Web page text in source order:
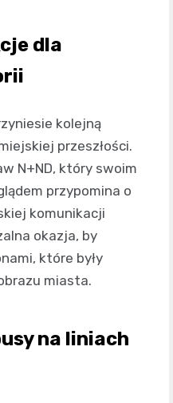
dla
kolejną
przeszłości.
N+ND, który swoim
przypomina o
komunikacji
okazja, by
które były
miasta.
na liniach